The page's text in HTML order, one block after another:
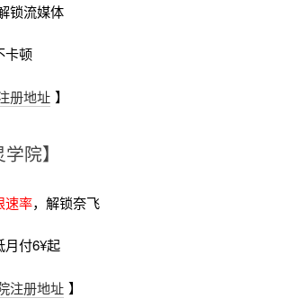
锁流媒体
卡顿
册地址 】
院】
速率，解锁奈飞
月付6¥起
注册地址 】